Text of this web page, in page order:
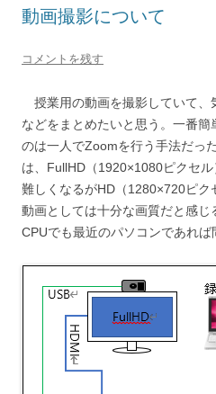
動画撮影について
コメントを残す
授業用の動画を撮影していて、
などをまとめたいと思う。一番
のは一人でZoomを行う手法だっ
は、FullHD（1920×1080ピクセ
難しくなるがHD（1280×720ピク
動画としては十分な画質だと感
CPUでも最近のパソコンであれば